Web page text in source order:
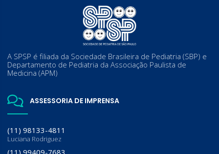
A SPSP é filiada da Sociedade Brasileira de Pediatria (SBP) e
Departamento de Pediatria da Associação Paulista de
Medicina (APM)
ASSESSORIA DE IMPRENSA
(11) 98133-4811
Luciana Rodriguez